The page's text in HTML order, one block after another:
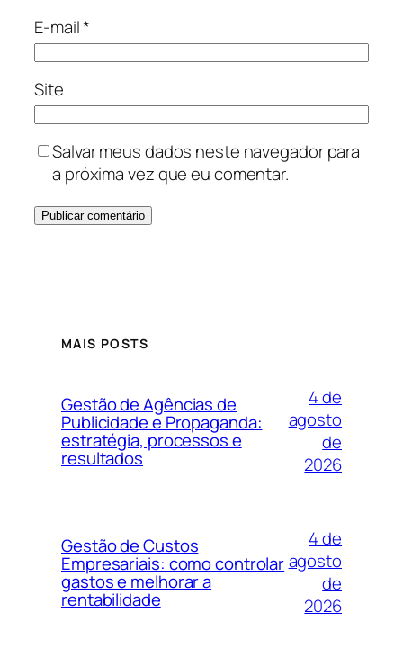
E-mail*
Site
Salvar meus dados neste navegador para
a próxima vez que eu comentar.
MAIS POSTS
Gestão de Agências de
Publicidade e Propaganda:
estratégia, processos e
resultados
4 de
agosto
de
2026
Gestão de Custos
Empresariais: como controlar
gastos e melhorar a
rentabilidade
4 de
agosto
de
2026